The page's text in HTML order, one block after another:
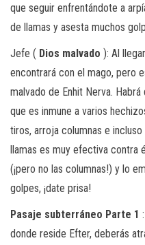
que seguir enfrentándote a
de llamas y asesta muchos
Jefe ( Dios malvado ): Al
encontrará con el mago, pero
malvado de Enhit Nerva.
que es inmune a varios
tiros, arroja columnas e
llamas es muy efectiva contra
(¡pero no las columnas!) y lo
golpes, ¡date prisa!
Pasaje subterráneo Parte 1
donde reside Efter, deberás